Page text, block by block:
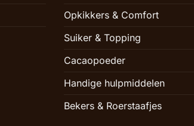
Opkikkers & Comfort
Suiker & Topping
Cacaopoeder
Handige hulpmiddelen
Bekers & Roerstaafjes